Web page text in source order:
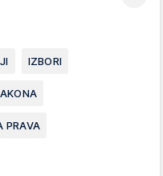
IZBORI
PRAVA